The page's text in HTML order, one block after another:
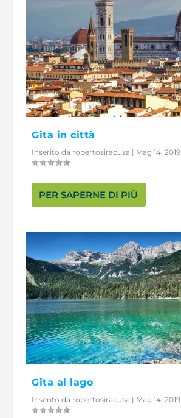
Gita in città
Inserito da robertosiracusa | Mag 14, 2019
PER SAPERNE DI PIÙ
Gita al lago
Inserito da robertosiracusa | Mag 14, 2019